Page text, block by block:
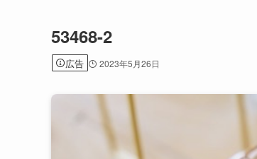
53468-2
広告 2023年5月26日